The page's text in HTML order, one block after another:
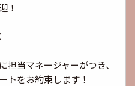
！
当マネージャーがつき、
トをお約束します！